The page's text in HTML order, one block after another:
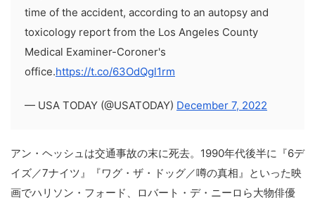
time of the accident, according to an autopsy and
toxicology report from the Los Angeles County
Medical Examiner-Coroner's
office.https://t.co/63OdQgl1rm
— USA TODAY (@USATODAY) December 7, 2022
アン・ヘッシュは交通事故の末に死去。1990年代後半に『6デ
イズ／7ナイツ』『ワグ・ザ・ドッグ／噂の真相』といった映
画でハリソン・フォード、ロバート・デ・ニーロら大物俳優